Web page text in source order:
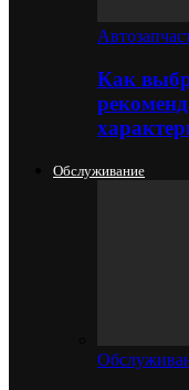
Как
Обслуживание